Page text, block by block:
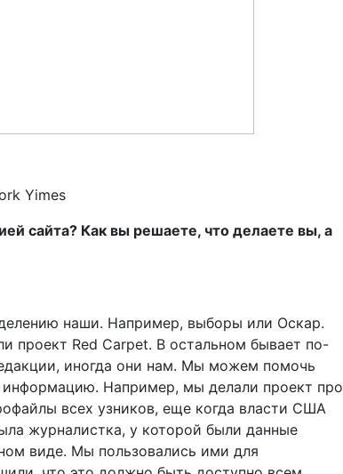
Yimes
сайта? Как вы решаете, что делаете вы, а
наши. Например, выборы или Оскар.
проект Red Carpet. В остальном бывает по-
иногда они нам. Мы можем помочь
Например, мы делали проект про
всех узников, еще когда власти США
журналистка, у которой были данные
виде. Мы пользовались ими для